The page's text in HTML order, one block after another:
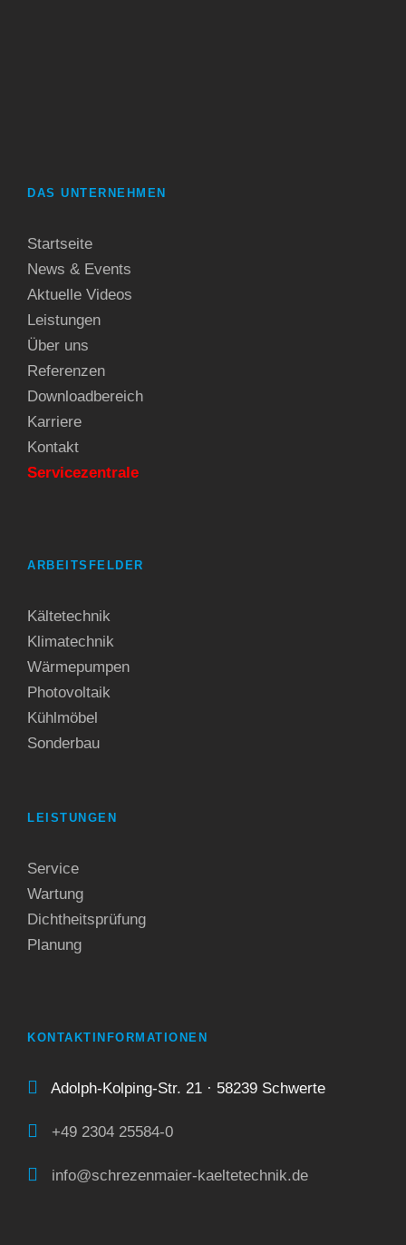
DAS UNTERNEHMEN
Startseite
News & Events
Aktuelle Videos
Leistungen
Über uns
Referenzen
Downloadbereich
Karriere
Kontakt
Servicezentrale
ARBEITSFELDER
Kältetechnik
Klimatechnik
Wärmepumpen
Photovoltaik
Kühlmöbel
Sonderbau
LEISTUNGEN
Service
Wartung
Dichtheitsprüfung
Planung
KONTAKTINFORMATIONEN
Adolph-Kolping-Str. 21 · 58239 Schwerte
+49 2304 25584-0
info@schrezenmaier-kaeltetechnik.de